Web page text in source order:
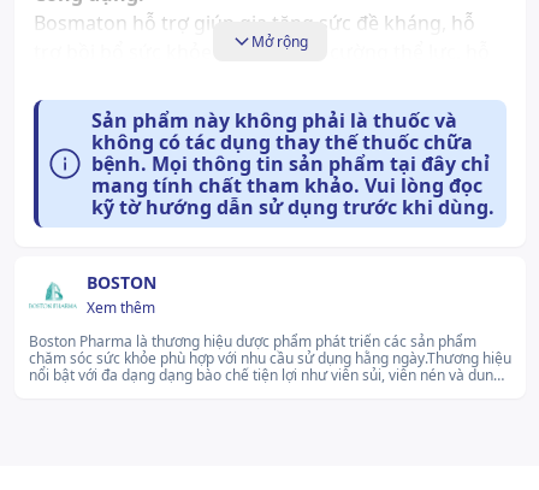
Bosmaton hỗ trợ giúp gia tăng sức đề kháng, hỗ
trợ bồi bổ sức khỏe, hỗ trợ tăng cường thể lực, hỗ
Cách dùng và liều dùng:
Liều dùng Uống ngày 2 lần, mỗi lần 1 viên. Cách
dùng hiệu quả Sản phẩm dùng đường uống. Nên
nuốt nguyên viên, không được nhai.
Chưa có thông tin
Những lưu ý khi sử dụng:
Đọc kỹ hướng dẫn trước khi sử dụng, nếu có
Mở rộng
Sản phẩm này không phải là thuốc và
không có tác dụng thay thế thuốc chữa
bệnh. Mọi thông tin sản phẩm tại đây chỉ
mang tính chất tham khảo. Vui lòng đọc
kỹ tờ hướng dẫn sử dụng trước khi dùng.
BOSTON
Xem thêm
Boston Pharma là thương hiệu dược phẩm phát triển các sản phẩm
chăm sóc sức khỏe phù hợp với nhu cầu sử dụng hằng ngày.Thương hiệu
nổi bật với đa dạng dạng bào chế tiện lợi như viên sủi, viên nén và dung